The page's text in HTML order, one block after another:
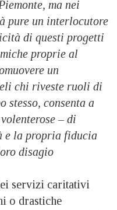
ma nei
pure un interlocutore
di questi progetti
proprie al
un
chi riveste ruoli di
stesso, consenta a
– di
e la propria fiducia
disagio
servizi caritativi
o drastiche